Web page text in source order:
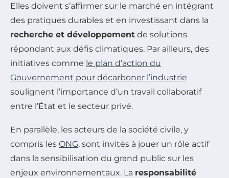
Elles doivent s’affirmer sur le marché en intégrant
des pratiques durables et en investissant dans la
recherche et développement de solutions
répondant aux défis climatiques. Par ailleurs, des
initiatives comme le plan d’action du
Gouvernement pour décarboner l’industrie
soulignent l’importance d’un travail collaboratif
entre l’État et le secteur privé.
En parallèle, les acteurs de la société civile, y
compris les ONG, sont invités à jouer un rôle actif
dans la sensibilisation du grand public sur les
enjeux environnementaux. La responsabilité